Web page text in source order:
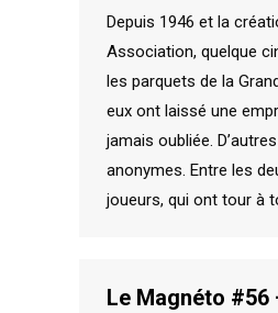
Depuis 1946 et la
Association, quelque
les parquets de la
eux ont laissé une
jamais oubliée.
anonymes. Entre les
joueurs, qui ont tour à
Le Magnéto #56